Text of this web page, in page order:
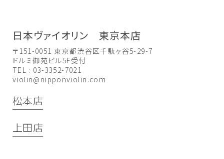
日本ヴァイオリン 東京本店
〒151-0051 東京都渋谷区千駄ヶ谷5-29-7
ドルミ御苑ビル5F受付
TEL : 03-3352-7021
violin@nipponviolin.com
松本店
上田店